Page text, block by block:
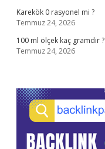
Karekök 0 rasyonel mi ?
Temmuz 24, 2026
100 ml ölçek kaç gramdır ?
Temmuz 24, 2026